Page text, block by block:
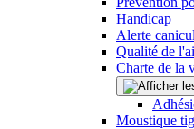
Handicap
Alerte
Qualité de
Charte de la
Moustique